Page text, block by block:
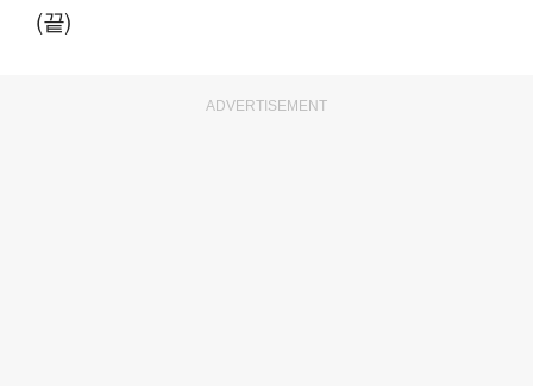
(끝)
ADVERTISEMENT